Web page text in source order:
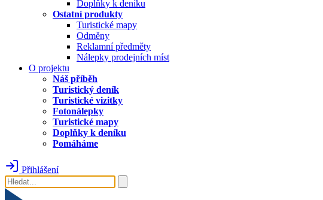
Doplňky k deníku
Ostatní produkty
Turistické mapy
Odměny
Reklamní předměty
Nálepky prodejních míst
O projektu
Náš příběh
Turistický deník
Turistické vizitky
Fotonálepky
Turistické mapy
Doplňky k deníku
Pomáháme
Přihlášení